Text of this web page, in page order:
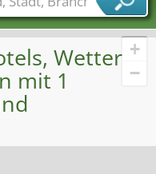
+
−
Wetter
mit 1
Branchen